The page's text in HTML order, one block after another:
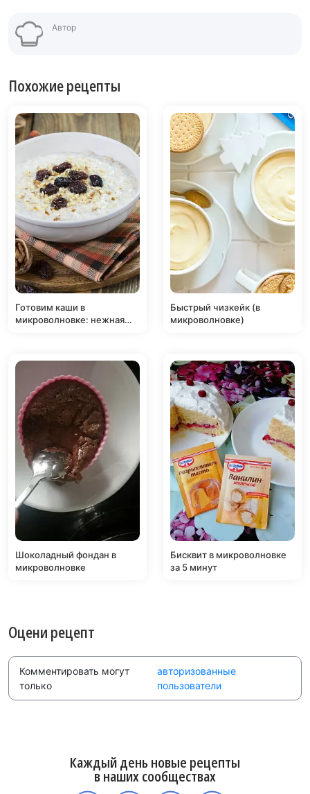
Автор
Похожие рецепты
Готовим каши в
микроволновке: нежная
Быстрый чизкейк (в
микроволновке)
Шоколадный фондан в
микроволновке
Бисквит в микроволновке
за 5 минут
Оцени рецепт
Комментировать могут
только
авторизованные
пользователи
Каждый день новые рецепты
в наших сообществах